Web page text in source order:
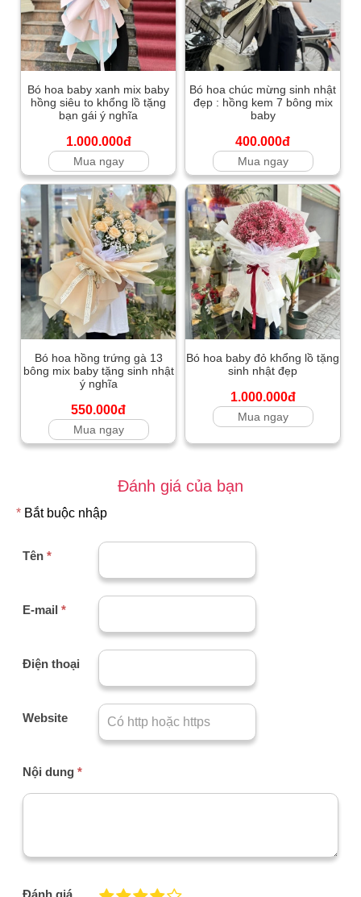
Bó hoa baby xanh mix baby
hồng siêu to khổng lồ tặng
bạn gái ý nghĩa
1.000.000đ
Mua ngay
Bó hoa chúc mừng sinh nhật
đẹp : hồng kem 7 bông mix
baby
400.000đ
Mua ngay
Bó hoa hồng trứng gà 13
bông mix baby tặng sinh nhật
ý nghĩa
550.000đ
Mua ngay
Bó hoa baby đỏ khổng lồ tặng
sinh nhật đẹp
1.000.000đ
Mua ngay
Đánh giá của bạn
* Bắt buộc nhập
Tên *
E-mail *
Điện thoại
Website
Nội dung *